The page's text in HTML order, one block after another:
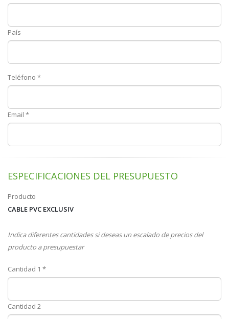
País
Teléfono *
Email *
ESPECIFICACIONES DEL PRESUPUESTO
Producto
CABLE PVC EXCLUSIV
Indica diferentes cantidades si deseas un escalado de precios del
producto a presupuestar
Cantidad 1 *
Cantidad 2